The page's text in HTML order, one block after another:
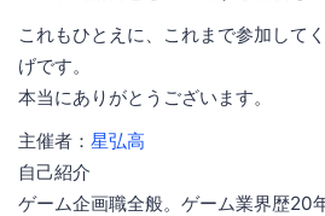
これもひとえに、これまで参加して
げです。
本当にありがとうございます。
主催者： 星弘高
自己紹介
ゲーム企画職全般。ゲーム業界歴20